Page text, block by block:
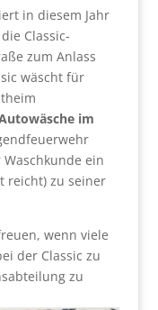
in diesem Jahr
Classic-
zum Anlass
wäscht für
im
ein
reicht) zu seiner
wenn viele
der Classic zu
zu